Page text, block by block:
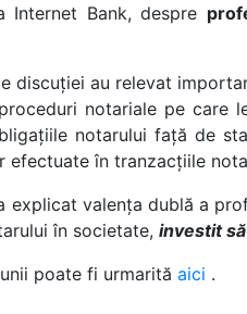
Internet Bank, despre
discuției au relevat
notariale pe care
notarului față de
efectuate în tranzacțiile
explicat valența dublă a
în societate, investit
poate fi urmarită aici .